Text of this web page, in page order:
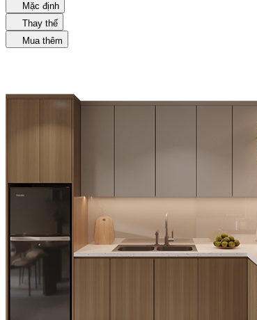
Mặc định
Thay thế
Mua thêm